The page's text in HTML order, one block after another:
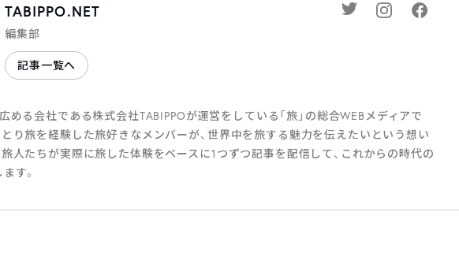
TABIPPO.NET
編集部
記事一覧へ
める会社である株式会社TABIPPOが運営をしている「旅」の総合WEBメディアで
り旅を経験した旅好きなメンバーが、世界中を旅する魅力を伝えたいという想い
人たちが実際に旅した体験をベースに1つずつ記事を配信して、これからの時代の
す。